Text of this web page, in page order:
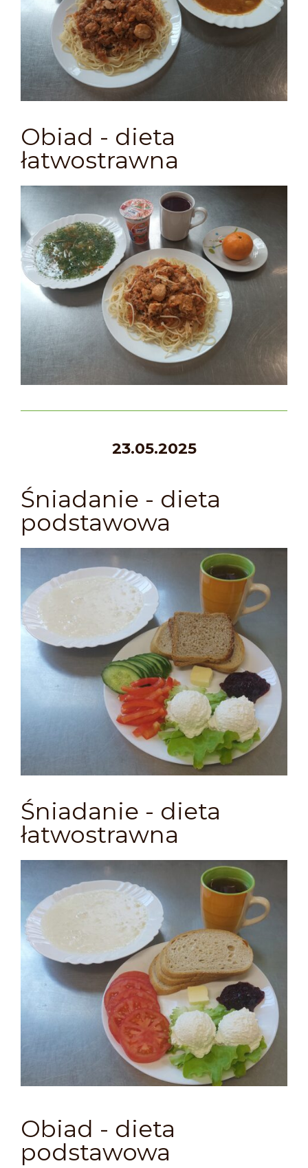
Obiad - dieta
łatwostrawna
23.05.2025
Śniadanie - dieta
podstawowa
Śniadanie - dieta
łatwostrawna
Obiad - dieta
podstawowa